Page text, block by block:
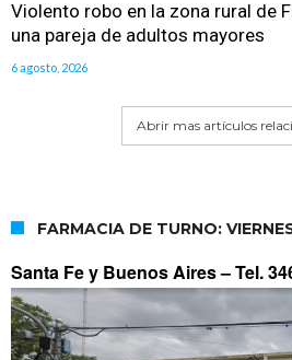
Violento robo en la zona rural de
una pareja de adultos mayores
6 agosto, 2026
Abrir mas artículos
FARMACIA DE TURNO:
Santa Fe y Buenos Aires –Tel.